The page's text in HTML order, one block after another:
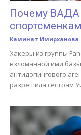
Почему ВАДА
Каминат Имирханова
Хакеры из группы
взломанной ими
антидопингового
разрешила сестрам